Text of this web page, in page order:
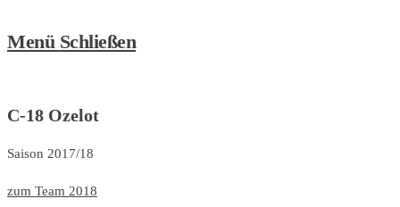
Menü Schließen
C-18 Ozelot
Saison 2017/18
zum Team 2018